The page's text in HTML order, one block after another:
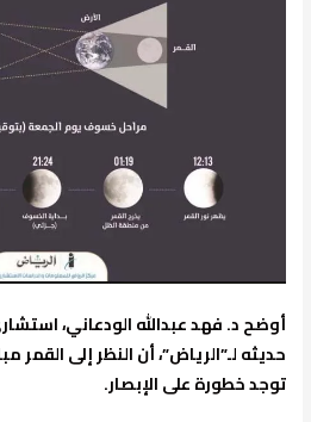
أوضح د. فهد عبدالله الودعاني،
حديثه لـ”الرياض”، أن النظر إلى القمر
توجد خطورة على الإبصار.